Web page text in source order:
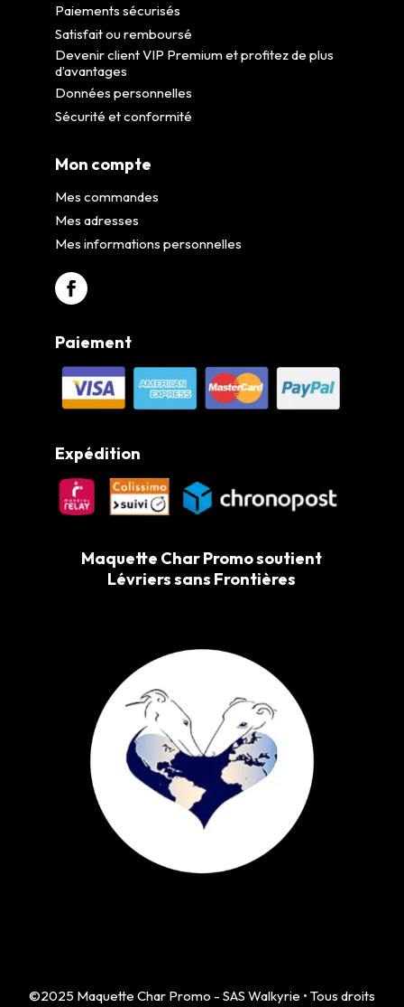
Paiements sécurisés
Satisfait ou remboursé
Devenir client VIP Premium et profitez de plus
d’avantages
Données personnelles
Sécurité et conformité
Mon compte
Mes commandes
Mes adresses
Mes informations personnelles
Paiement
Expédition
Maquette Char Promo soutient
Lévriers sans Frontières
©2025 Maquette Char Promo - SAS Walkyrie • Tous droits